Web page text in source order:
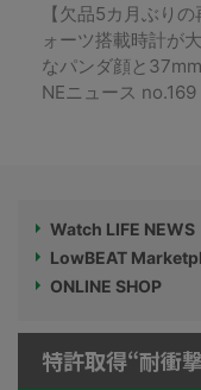
【欠品5カ月ぶり
ォーツ搭載時計が
なパンダ顔と
NEニュース no.169
Watch LIFE NEWS
LowBEAT
ONLINE SHOP
特許取得“耐衝